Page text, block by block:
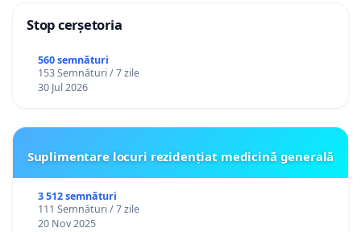
Stop cerșetoria
560 semnături
153 Semnături / 7 zile
30 Jul 2026
Suplimentare locuri rezidențiat medicină generală
3 512 semnături
111 Semnături / 7 zile
20 Nov 2025